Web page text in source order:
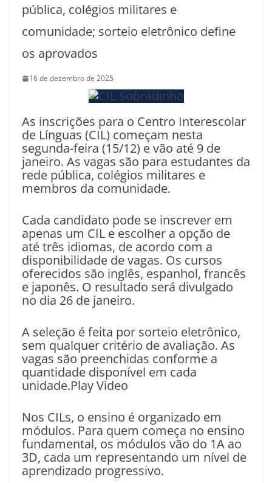
pública, colégios militares e
comunidade; sorteio eletrônico define
os aprovados
16 de dezembro de 2025
As inscrições para o Centro Interescolar
de Línguas (CIL) começam nesta
segunda-feira (15/12) e vão até 9 de
janeiro. As vagas são para estudantes da
rede pública, colégios militares e
membros da comunidade.
Cada candidato pode se inscrever em
apenas um CIL e escolher a opção de
até três idiomas, de acordo com a
disponibilidade de vagas. Os cursos
oferecidos são inglês, espanhol, francês
e japonês. O resultado será divulgado
no dia 26 de janeiro.
A seleção é feita por sorteio eletrônico,
sem qualquer critério de avaliação. As
vagas são preenchidas conforme a
quantidade disponível em cada
unidade.Play Video
Nos CILs, o ensino é organizado em
módulos. Para quem começa no ensino
fundamental, os módulos vão do 1A ao
3D, cada um representando um nível de
aprendizado progressivo.